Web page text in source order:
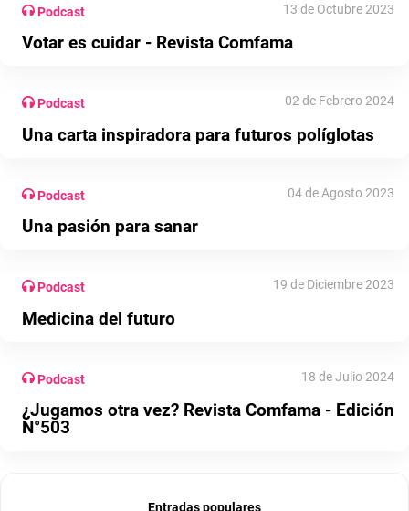
Podcast 13 de Octubre 2023
Votar es cuidar - Revista Comfama
Podcast 02 de Febrero 2024
Una carta inspiradora para futuros políglotas
Podcast 04 de Agosto 2023
Una pasión para sanar
Podcast 19 de Diciembre 2023
Medicina del futuro
Podcast 18 de Julio 2024
¿Jugamos otra vez? Revista Comfama - Edición
N°503
Entradas populares